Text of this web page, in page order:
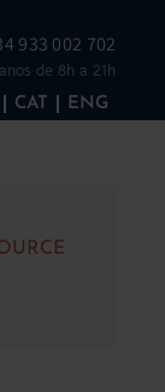
933 002 702
de 8h a 21h
CAT ENG